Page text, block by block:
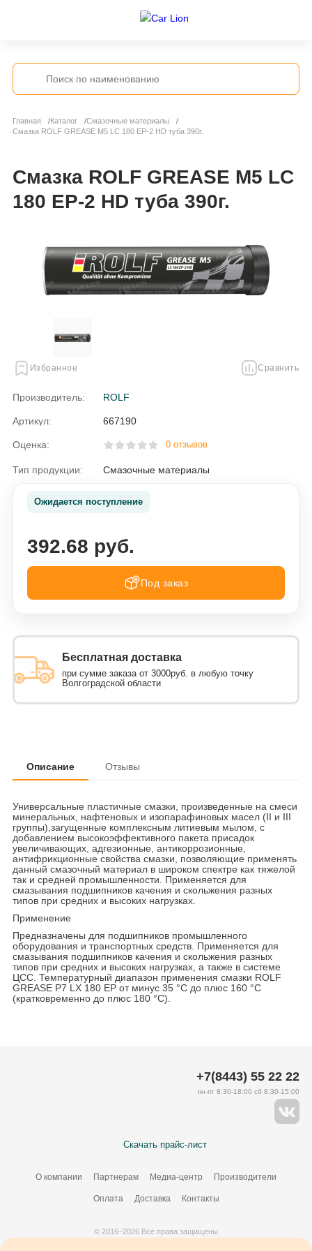
Главная Каталог
Смазочные материалы
Смазка ROLF GREASE M5 LC 180 EP-2 HD туба 390г.
Смазка ROLF GREASE M5 LC
180 EP-2 HD туба 390г.
Избранное Сравнить
Производитель: ROLF
Артикул: 667190
Оценка: 0 отзывов
Тип продукции: Смазочные материалы
Ожидается поступление
392.68 руб.
Под заказ
Бесплатная доставка
при сумме заказа от 3000руб. в любую точку
Волгоградской области
Описание Отзывы
Универсальные пластичные смазки, произведенные на смеси
минеральных, нафтеновых и изопарафиновых масел (II и III
группы),загущенные комплексным литиевым мылом, с
добавлением высокоэффективного пакета присадок
увеличивающих, адгезионные, антикоррозионные,
антифрикционные свойства смазки, позволяющие применять
данный смазочный материал в широком спектре как тяжелой
так и средней промышленности. Применяется для
смазывания подшипников качения и скольжения разных
типов при средних и высоких нагрузках.
Применение
Предназначены для подшипников промышленного
оборудования и транспортных средств. Применяется для
смазывания подшипников качения и скольжения разных
типов при средних и высоких нагрузках, а также в системе
ЦСС. Температурный диапазон применения смазки ROLF
GREASE P7 LX 180 EP от минус 35 °С до плюс 160 °С
(кратковременно до плюс 180 °С).
Скачать прайс-лист
О компании Партнерам Медиа-центр Производители
Оплата Доставка Контакты
+7(8443) 55 22 22
пн-пт 8:30-18:00 сб 8:30-15:00
© 2016–2026 Все права защищены